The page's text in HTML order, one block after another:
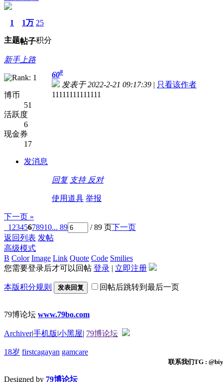
1
主题
1万
帖子
25
积分
新手上路
博币
51
活跃度
6
现金券
17
发消息
60#
发表于 2022-2-21 09:17:39 | 只看该作者
11111111111111
回复 支持 反对
使用道具 举报
下一页 »
1 2345678910... 89 / 89 页下一页
返回列表 发帖
高级模式
B Color Image Link Quote Code Smilies
您需要登录后才可以回帖 登录 | 立即注册
本版积分规则 发表回复 回帖后跳转到最后一页
79博论坛 www.79bo.com
Archiver|手机版|小黑屋| 79博论坛
18岁 firstcagayan gamcare
联系我们TG :
Designed by 79博论坛